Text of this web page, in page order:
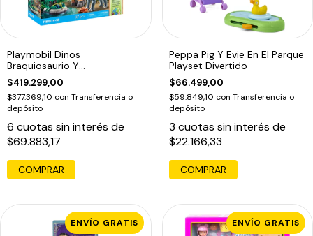
Playmobil Dinos
Braquiosaurio Y
Aerodeslizador +97pcs 71819
$419.299,00
$377.369,10 con Transferencia o
depósito
6 cuotas sin interés de
$69.883,17
COMPRAR
Peppa Pig Y Evie En El Parque
Playset Divertido
$66.499,00
$59.849,10 con Transferencia o
depósito
3 cuotas sin interés de
$22.166,33
COMPRAR
ENVÍO GRATIS ENVÍO GRATIS